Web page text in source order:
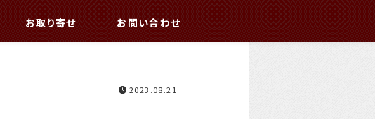
お取り寄せ お問い合わせ
2023.08.21